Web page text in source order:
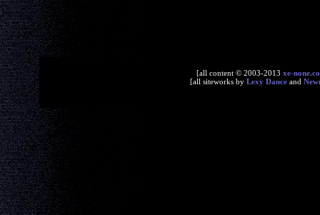
[all content © 2003-2013 xe-
[all siteworks by Lexy Danceand